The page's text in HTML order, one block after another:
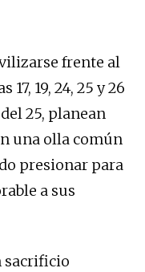
frente al
19, 24, 25 y 26
25, planean
una olla común
presionar para
a sus
sacrificio